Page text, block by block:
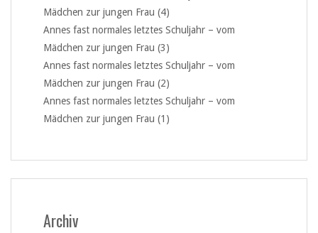
Mädchen zur jungen Frau (4)
Annes fast normales letztes Schuljahr – vom
Mädchen zur jungen Frau (3)
Annes fast normales letztes Schuljahr – vom
Mädchen zur jungen Frau (2)
Annes fast normales letztes Schuljahr – vom
Mädchen zur jungen Frau (1)
Archiv